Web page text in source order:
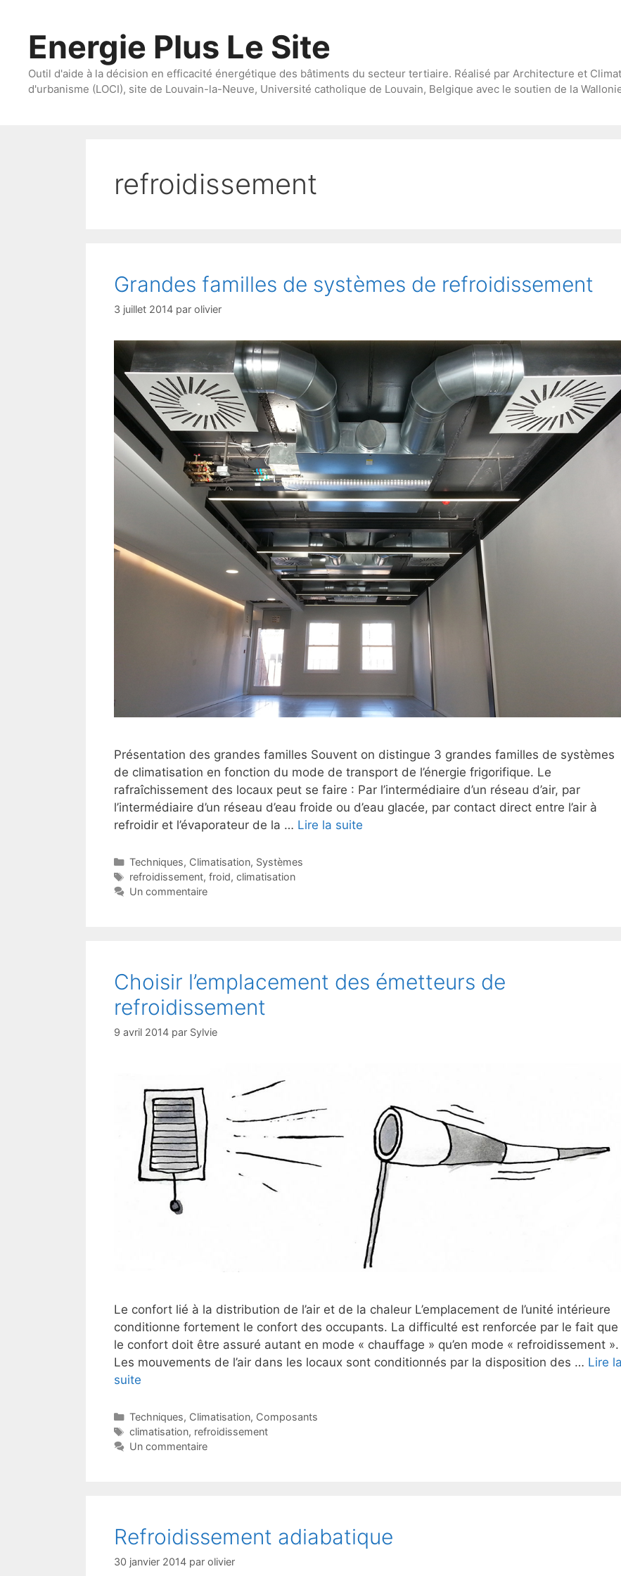
contenuEnergie Plus Le Site
Outil d'aide à la décision en efficacité énergétique des bâtiments du secteur tertiaire. Réalisé par Architecture et
d'urbanisme (LOCI), site de Louvain-la-Neuve, Université catholique de Louvain, Belgique avec le soutien de la
refroidissement
Grandes familles de systèmes de refroidissement
3 juillet 2014 par olivier
Présentation des grandes familles Souvent on distingue 3 grandes familles de systèmes
de climatisation en fonction du mode de transport de l’énergie frigorifique. Le
rafraîchissement des locaux peut se faire : Par l’intermédiaire d’un réseau d’air, par
l’intermédiaire d’un réseau d’eau froide ou d’eau glacée, par contact direct entre l’air à
refroidir et l’évaporateur de la … Lire la suite
Catégories
Techniques, Climatisation, Systèmes
Étiquettes
refroidissement, froid, climatisation
Un commentaire
Choisir l’emplacement des émetteurs de
refroidissement
9 avril 2014 par Sylvie
Le confort lié à la distribution de l’air et de la chaleur L’emplacement de l’unité intérieure
conditionne fortement le confort des occupants. La difficulté est renforcée par le fait que
le confort doit être assuré autant en mode « chauffage » qu’en mode « refroidissement ».
Les mouvements de l’air dans les locaux sont conditionnés par la disposition des … Lire la
suite
Catégories
Techniques, Climatisation, Composants
Étiquettes
climatisation, refroidissement
Un commentaire
Refroidissement adiabatique
30 janvier 2014 par olivier